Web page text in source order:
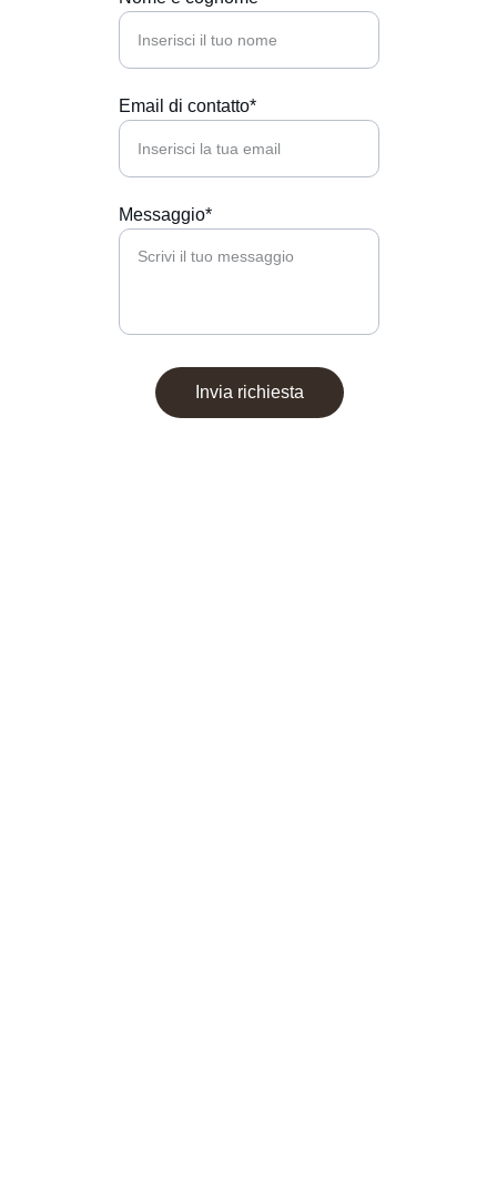
Email di contatto*
Messaggio*
Invia richiesta